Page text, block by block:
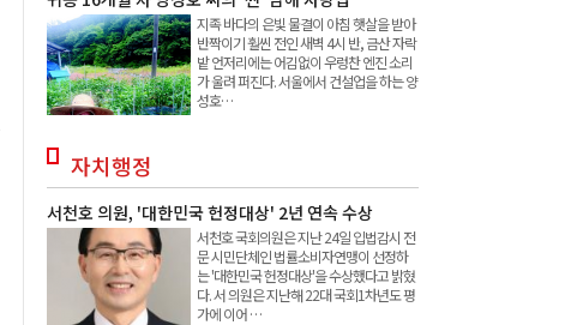
지족 바다의 은빛 물결이 아침 햇살을 받아
반짝이기 훨씬 전인 새벽 4시 반, 금산 자락
밭 언저리에는 어김없이 우렁찬 엔진 소리
가 울려 퍼진다. 서울에서 건설업을 하는 양
성호…
자치행정
서천호 의원, '대한민국 헌정대상' 2년 연속 수상
서천호 국회의원은 지난 24일 입법감시 전
문 시민단체인 법률소비자연맹이 선정하
는 '대한민국 헌정대상'을 수상했다고 밝혔
다. 서 의원은 지난해 22대 국회1차년도 평
가에 이어 …